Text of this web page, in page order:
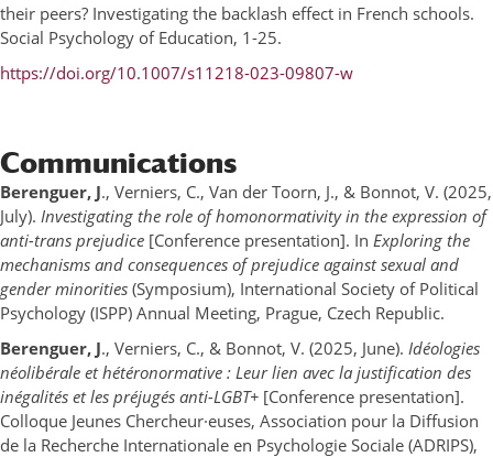
their peers? Investigating the backlash effect in French schools.
Social Psychology of Education, 1-25.
https://doi.org/10.1007/s11218-023-09807-w
Communications
Berenguer, J., Verniers, C., Van der Toorn, J., & Bonnot, V. (2025,
July). Investigating the role of homonormativity in the expression of
anti-trans prejudice [Conference presentation]. In Exploring the
mechanisms and consequences of prejudice against sexual and
gender minorities (Symposium), International Society of Political
Psychology (ISPP) Annual Meeting, Prague, Czech Republic.
Berenguer, J., Verniers, C., & Bonnot, V. (2025, June). Idéologies
néolibérale et hétéronormative : Leur lien avec la justification des
inégalités et les préjugés anti-LGBT+ [Conference presentation].
Colloque Jeunes Chercheur·euses, Association pour la Diffusion
de la Recherche Internationale en Psychologie Sociale (ADRIPS),